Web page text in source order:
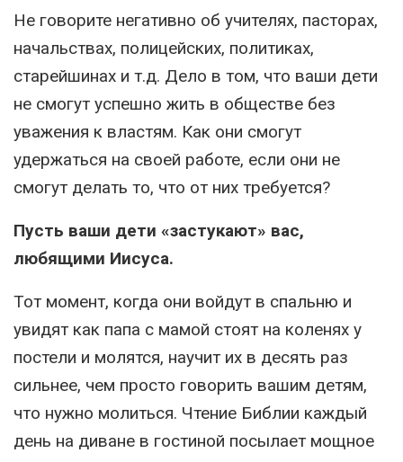
Не говорите негативно об учителях, пасторах,
начальствах, полицейских, политиках,
старейшинах и т.д. Дело в том, что ваши дети
не смогут успешно жить в обществе без
уважения к властям. Как они смогут
удержаться на своей работе, если они не
смогут делать то, что от них требуется?
Пусть ваши дети «застукают» вас,
любящими Иисуса.
Тот момент, когда они войдут в спальню и
увидят как папа с мамой стоят на коленях у
постели и молятся, научит их в десять раз
сильнее, чем просто говорить вашим детям,
что нужно молиться. Чтение Библии каждый
день на диване в гостиной посылает мощное